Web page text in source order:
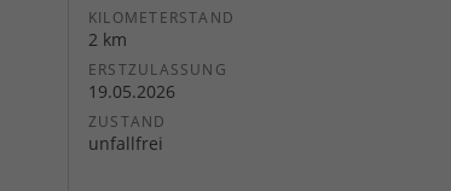
KILOMETERSTAND
2 km
ERSTZULASSUNG
19.05.2026
ZUSTAND
unfallfrei